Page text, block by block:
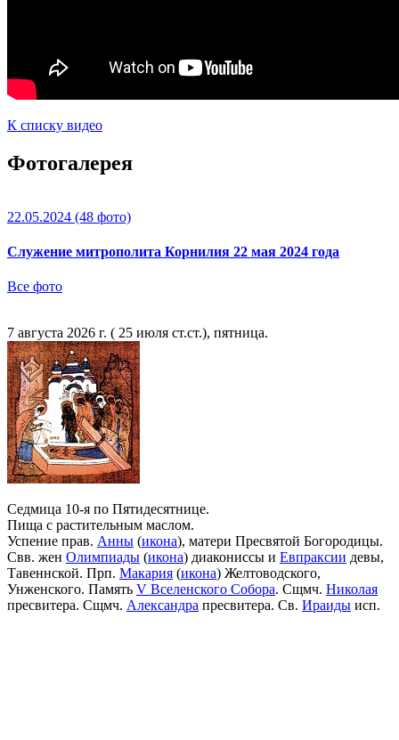
К списку видео
Фотогалерея
22.05.2024 (48 фото)
Служение митрополита Корнилия 22 мая 2024 года
Все фото
7 августа 2026 г. ( 25 июля ст.ст.), пятница.
Седмица 10-я по Пятидесятнице.
Пища с растительным маслом.
Успение прав. Анны (икона), матери Пресвятой Богородицы.
Свв. жен Олимпиады (икона) диакониссы и Евпраксии девы,
Тавеннской. Прп. Макария (икона) Желтоводского,
Унженского. Память V Вселенского Собора. Сщмч. Николая
пресвитера. Сщмч. Александра пресвитера. Св. Ираиды исп.